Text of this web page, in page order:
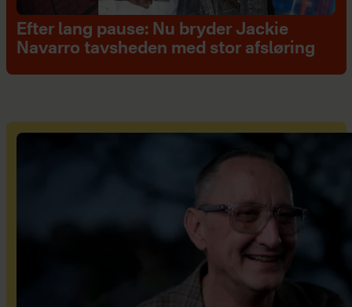
Efter lang pause: Nu bryder Jackie
Navarro tavsheden med stor afsløring